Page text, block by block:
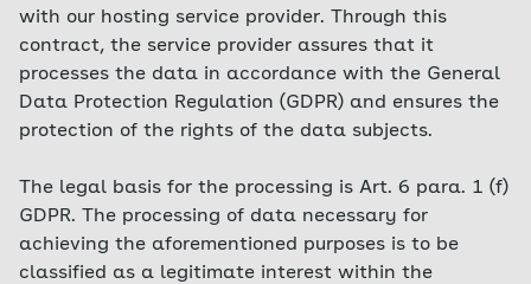
with our hosting service provider. Through this
contract, the service provider assures that it
processes the data in accordance with the General
Data Protection Regulation (GDPR) and ensures the
protection of the rights of the data subjects.
The legal basis for the processing is Art. 6 para. 1 (f)
GDPR. The processing of data necessary for
achieving the aforementioned purposes is to be
classified as a legitimate interest within the